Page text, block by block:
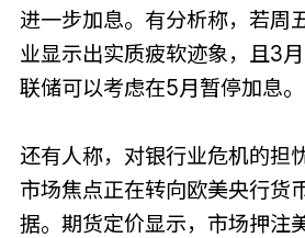
进一步加息。有分析称，若周
业显示出实质疲软迹象，且3
联储可以考虑在5月暂停加息。
还有人称，对银行业危机的担
市场焦点正在转向欧美央行货
据。期货定价显示，市场押注